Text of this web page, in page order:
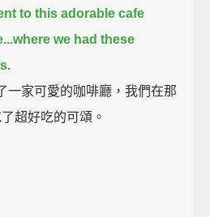
to this adorable cafe
where we had these
一家可愛的咖啡廳，我們在那
超好吃的可頌。